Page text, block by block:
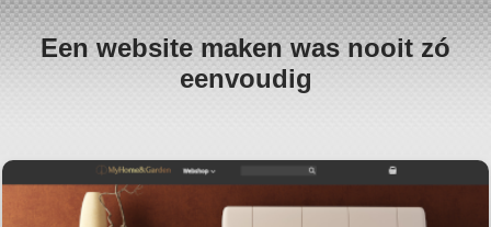
Een website maken was nooit zó
eenvoudig